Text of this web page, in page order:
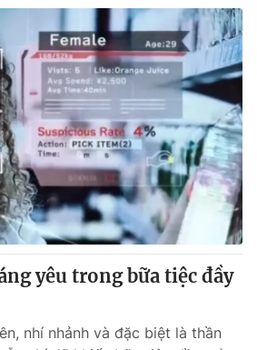
yêu trong bữa tiệc đầy
nhí nhảnh và đặc biệt là thần